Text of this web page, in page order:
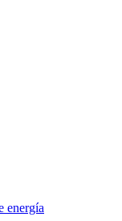
energía